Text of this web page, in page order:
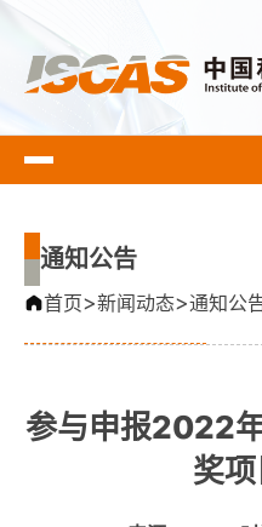
通知公告
首页>新闻动态>通知公
参与申报2022
奖